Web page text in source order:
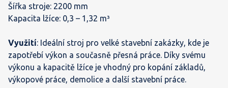
Šířka stroje: 2200 mm
Kapacita lžíce: 0,3 – 1,32 m³
Využití: Ideální stroj pro velké stavební zakázky, kde je
zapotřebí výkon a současně přesná práce. Díky svému
výkonu a kapacitě lžíce je vhodný pro kopání základů,
výkopové práce, demolice a další stavební práce.